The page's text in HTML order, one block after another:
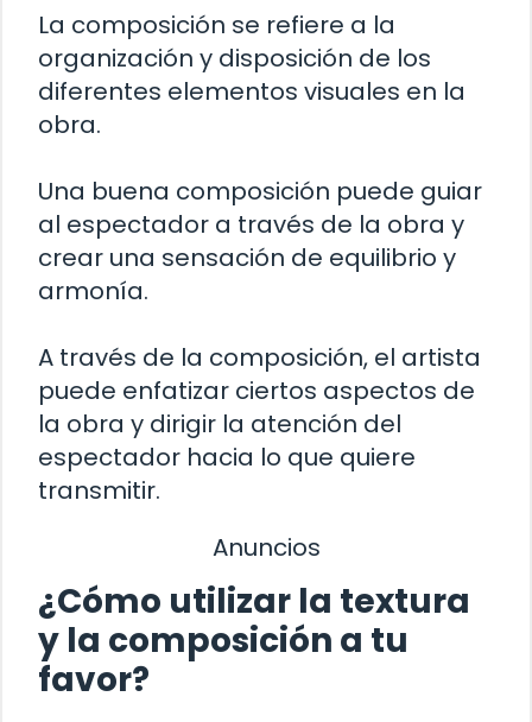
La composición se refiere a la
organización y disposición de los
diferentes elementos visuales en la
obra.
Una buena composición puede guiar
al espectador a través de la obra y
crear una sensación de equilibrio y
armonía.
A través de la composición, el artista
puede enfatizar ciertos aspectos de
la obra y dirigir la atención del
espectador hacia lo que quiere
transmitir.
Anuncios
¿Cómo utilizar la textura
y la composición a tu
favor?